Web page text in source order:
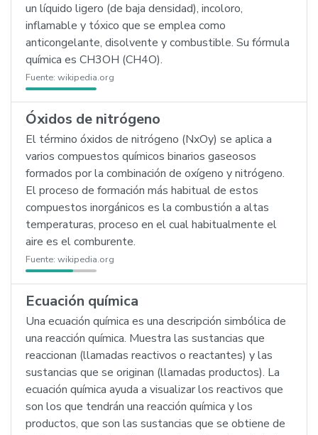
un líquido ligero (de baja densidad), incoloro,
inflamable y tóxico que se emplea como
anticongelante, disolvente y combustible. Su fórmula
química es CH3OH (CH4O).
Fuente: wikipedia.org
Óxidos de nitrógeno
El término óxidos de nitrógeno (NxOy) se aplica a
varios compuestos químicos binarios gaseosos
formados por la combinación de oxígeno y nitrógeno.
El proceso de formación más habitual de estos
compuestos inorgánicos es la combustión a altas
temperaturas, proceso en el cual habitualmente el
aire es el comburente.
Fuente: wikipedia.org
Ecuación química
Una ecuación química es una descripción simbólica de
una reacción química. Muestra las sustancias que
reaccionan (llamadas reactivos o reactantes) y las
sustancias que se originan (llamadas productos). La
ecuación química ayuda a visualizar los reactivos que
son los que tendrán una reacción química y los
productos, que son las sustancias que se obtiene de